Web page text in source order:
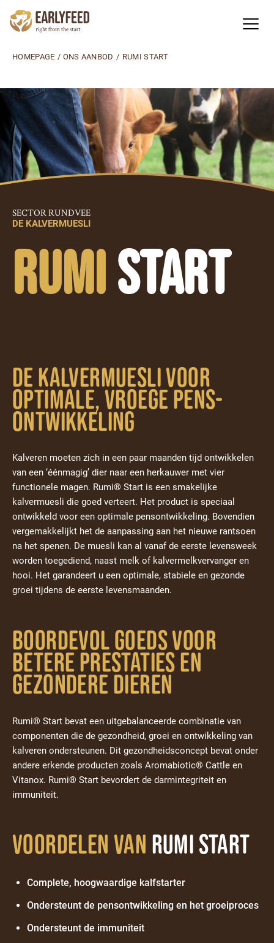
HOMEPAGE / ONS AANBOD / RUMI START
SECTOR RUNDVEE
DE KALVERMUESLI
RUMISTART
De kalvermuesli voor
optimale, vroege pens-
ONTWIKKELING
Kalveren moeten zich in een paar maanden tijd ontwikkelen
van een ‘éénmagig’ dier naar een herkauwer met vier
functionele magen. Rumi® Start is een smakelijke
kalvermuesli die goed verteert. Het product is speciaal
ontwikkeld voor een optimale pensontwikkeling. Bovendien
vergemakkelijkt het de aanpassing aan het nieuwe rantsoen
na het spenen. De muesli kan al vanaf de eerste levensweek
worden toegediend, naast melk of kalvermelkvervanger en
hooi. Het garandeert u een optimale, stabiele en gezonde
groei tijdens de eerste levensmaanden.
Boordevol goeds voor
betere prestaties en
gezondere dieren
Rumi® Start bevat een uitgebalanceerde combinatie van
componenten die de gezondheid, groei en ontwikkeling van
kalveren ondersteunen. Dit gezondheidsconcept bevat onder
andere erkende producten zoals Aromabiotic® Cattle en
Vitanox. Rumi® Start bevordert de darmintegriteit en
immuniteit.
Voordelen van Rumi Start
Complete, hoogwaardige kalfstarter
Ondersteunt de pensontwikkeling en het groeiproces
Ondersteunt de immuniteit